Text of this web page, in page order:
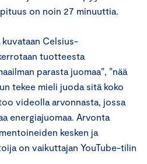
on noin 27 minuuttia.
Celsius-
tuotteesta
parasta juomaa”, ”nää
tekee mieli juoda sitä koko
videolla arvonnasta, jossa
energiajuomaa. Arvonta
kesken ja
on vaikuttajan YouTube-tilin